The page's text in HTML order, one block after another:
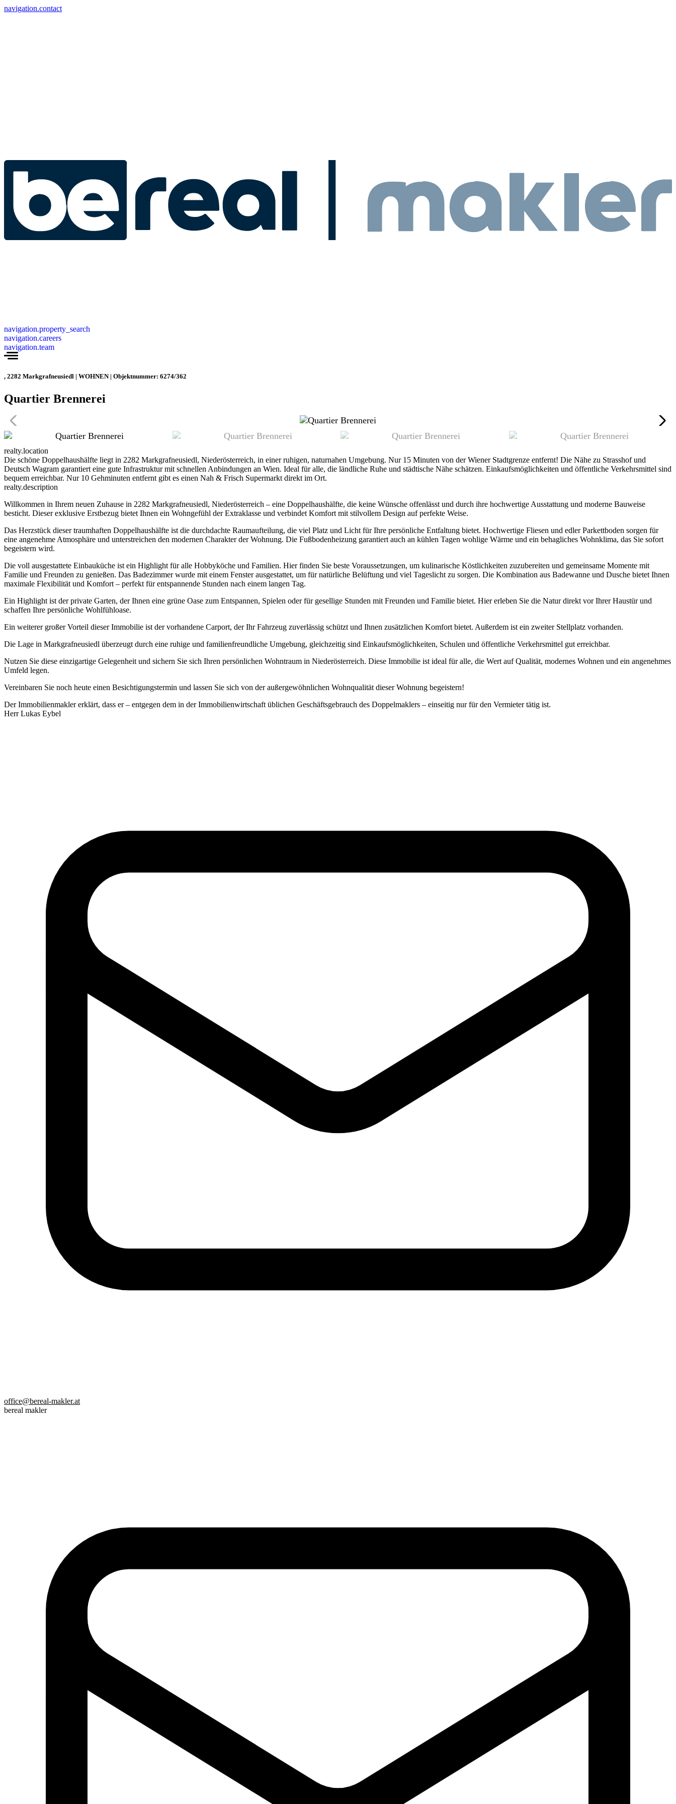
navigation.contact
navigation.property_search
navigation.careers
navigation.team
, 2282 Markgrafneusiedl | WOHNEN | Objektnummer: 6274/362
Quartier Brennerei
realty.location
Die schöne Doppelhaushälfte liegt in 2282 Markgrafneusiedl, Niederösterreich, in einer ruhigen, naturnahen Umgebung. Nur 15 Minuten von der Wiener Stadtgrenze entfernt! Die Nähe zu Strasshof und
Deutsch Wagram garantiert eine gute Infrastruktur mit schnellen Anbindungen an Wien. Ideal für alle, die ländliche Ruhe und städtische Nähe schätzen. Einkaufsmöglichkeiten und öffentliche Verkehrsmittel sind
bequem erreichbar. Nur 10 Gehminuten entfernt gibt es einen Nah & Frisch Supermarkt direkt im Ort.
realty.description
Willkommen in Ihrem neuen Zuhause in 2282 Markgrafneusiedl, Niederösterreich – eine Doppelhaushälfte, die keine Wünsche offenlässt und durch ihre hochwertige Ausstattung und moderne Bauweise
besticht. Dieser exklusive Erstbezug bietet Ihnen ein Wohngefühl der Extraklasse und verbindet Komfort mit stilvollem Design auf perfekte Weise.
Das Herzstück dieser traumhaften Doppelhaushälfte ist die durchdachte Raumaufteilung, die viel Platz und Licht für Ihre persönliche Entfaltung bietet. Hochwertige Fliesen und edler Parkettboden sorgen für
eine angenehme Atmosphäre und unterstreichen den modernen Charakter der Wohnung. Die Fußbodenheizung garantiert auch an kühlen Tagen wohlige Wärme und ein behagliches Wohnklima, das Sie sofort
begeistern wird.
Die voll ausgestattete Einbauküche ist ein Highlight für alle Hobbyköche und Familien. Hier finden Sie beste Voraussetzungen, um kulinarische Köstlichkeiten zuzubereiten und gemeinsame Momente mit
Familie und Freunden zu genießen. Das Badezimmer wurde mit einem Fenster ausgestattet, um für natürliche Belüftung und viel Tageslicht zu sorgen. Die Kombination aus Badewanne und Dusche bietet Ihnen
maximale Flexibilität und Komfort – perfekt für entspannende Stunden nach einem langen Tag.
Ein Highlight ist der private Garten, der Ihnen eine grüne Oase zum Entspannen, Spielen oder für gesellige Stunden mit Freunden und Familie bietet. Hier erleben Sie die Natur direkt vor Ihrer Haustür und
schaffen Ihre persönliche Wohlfühloase.
Ein weiterer großer Vorteil dieser Immobilie ist der vorhandene Carport, der Ihr Fahrzeug zuverlässig schützt und Ihnen zusätzlichen Komfort bietet. Außerdem ist ein zweiter Stellplatz vorhanden.
Die Lage in Markgrafneusiedl überzeugt durch eine ruhige und familienfreundliche Umgebung, gleichzeitig sind Einkaufsmöglichkeiten, Schulen und öffentliche Verkehrsmittel gut erreichbar.
Nutzen Sie diese einzigartige Gelegenheit und sichern Sie sich Ihren persönlichen Wohntraum in Niederösterreich. Diese Immobilie ist ideal für alle, die Wert auf Qualität, modernes Wohnen und ein angenehmes
Umfeld legen.
Vereinbaren Sie noch heute einen Besichtigungstermin und lassen Sie sich von der außergewöhnlichen Wohnqualität dieser Wohnung begeistern!
Der Immobilienmakler erklärt, dass er – entgegen dem in der Immobilienwirtschaft üblichen Geschäftsgebrauch des Doppelmaklers – einseitig nur für den Vermieter tätig ist.
Herr Lukas Eybel
office@bereal-makler.at
bereal makler